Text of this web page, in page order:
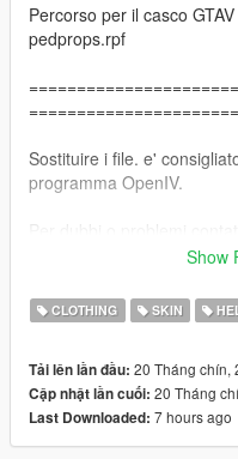
Percorso per il casco
pedprops.rpf
Sostituire i file. e'
programma OpenIV.
Helmet file: https://
police-psp-bike-officer-
Show
CLOTHING SKIN
Tải lên lần đầu: 20 Tháng chín,
Cập nhật lần cuối: 20 Tháng
Last Downloaded: 7 hours ago